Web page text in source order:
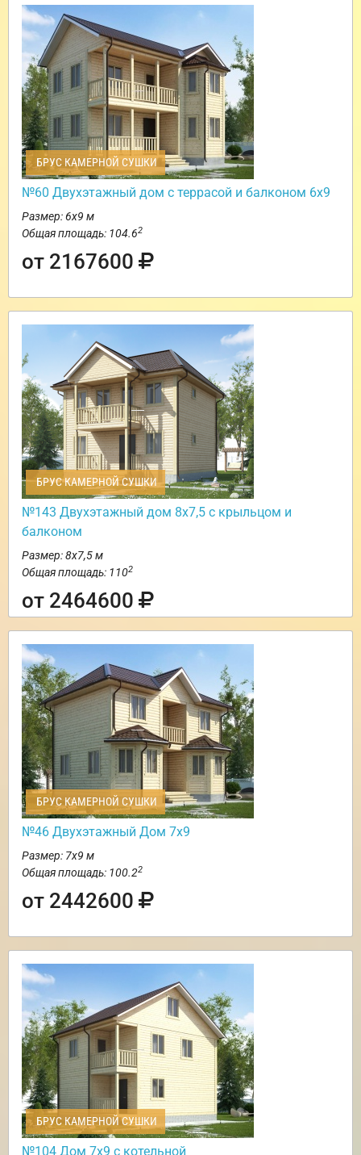
БРУС КАМЕРНОЙ СУШКИ
№60 Двухэтажный дом с террасой и балконом 6х9
Размер: 6х9 м
Общая площадь: 104.62
от 2167600
БРУС КАМЕРНОЙ СУШКИ
№143 Двухэтажный дом 8х7,5 с крыльцом и
балконом
Размер: 8х7,5 м
Общая площадь: 1102
от 2464600
БРУС КАМЕРНОЙ СУШКИ
№46 Двухэтажный Дом 7х9
Размер: 7х9 м
Общая площадь: 100.22
от 2442600
БРУС КАМЕРНОЙ СУШКИ
№104 Дом 7х9 с котельной